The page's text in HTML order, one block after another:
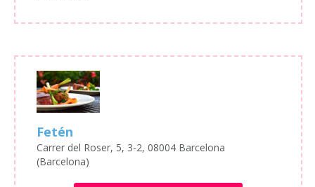
Fetén
Carrer del Roser, 5, 3-2, 08004 Barcelona
(Barcelona)